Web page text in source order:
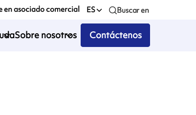
en asociado comercial ES Buscar en
Sobre nosotros Contáctenos